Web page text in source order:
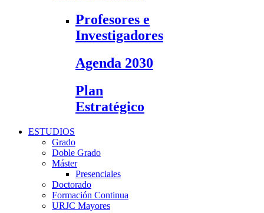
Profesores e
Investigadores
Agenda 2030
Plan
Estratégico
ESTUDIOS
Grado
Doble Grado
Máster
Presenciales
Doctorado
Formación Continua
URJC Mayores